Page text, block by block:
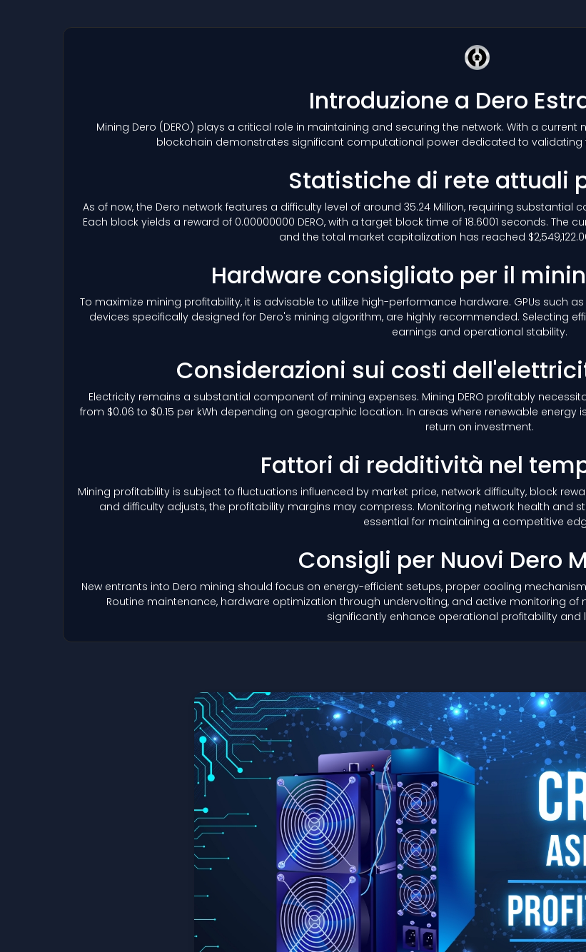
Introduzione a Dero
Mining Dero (DERO) plays a critical role in maintaining and securing the network. With a current
blockchain demonstrates significant computational power dedicated to
Statistiche di rete attuali
As of now, the Dero network features a difficulty level of around 35.24 Million, requiring
Each block yields a reward of 0.00000000 DERO, with a target block time of 18.6001 seconds. The
and the total market capitalization has reached
Hardware consigliato per il
To maximize mining profitability, it is advisable to utilize high-performance hardware. GPUs such as
devices specifically designed for Dero's mining algorithm, are highly recommended. Selecting
earnings and operational stability.
Considerazioni sui costi
Electricity remains a substantial component of mining expenses. Mining DERO profitably
from $0.06 to $0.15 per kWh depending on geographic location. In areas where renewable
return on investment.
Fattori di redditività nel
Mining profitability is subject to fluctuations influenced by market price, network difficulty, block
and difficulty adjusts, the profitability margins may compress. Monitoring network health
essential for maintaining a competitive
Consigli per Nuovi Dero
New entrants into Dero mining should focus on energy-efficient setups, proper cooling
Routine maintenance, hardware optimization through undervolting, and active monitoring
significantly enhance operational profitability and